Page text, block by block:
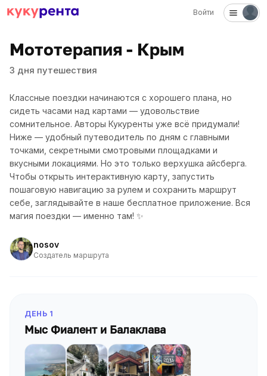
Войти
Мототерапия - Крым
3 дня путешествия
Классные поездки начинаются с хорошего плана, но
сидеть часами над картами — удовольствие
сомнительное. Авторы Кукуренты уже всё придумали!
Ниже — удобный путеводитель по дням с главными
точками, секретными смотровыми площадками и
вкусными локациями. Но это только верхушка айсберга.
Чтобы открыть интерактивную карту, запустить
пошаговую навигацию за рулем и сохранить маршрут
себе, заглядывайте в наше бесплатное приложение. Вся
магия поездки — именно там! ✨
nosov
Создатель маршрута
ДЕНЬ 1
Мыс Фиалент и Балаклава